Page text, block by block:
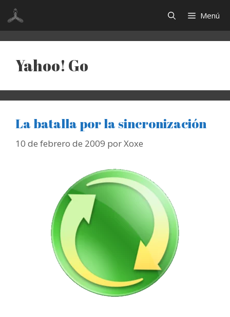
Saltar
contenido
Menú
Yahoo! Go
La batalla por la sincronización
10 de febrero de 2009 porXoxe